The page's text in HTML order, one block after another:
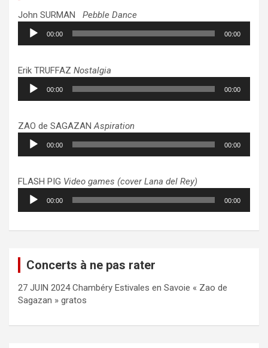
John SURMAN Pebble Dance
Lecteur
audio
00:00 00:00
Erik TRUFFAZ Nostalgia
Lecteur
audio
00:00 00:00
ZAO de SAGAZANAspiration
Lecteur
audio
00:00 00:00
FLASH PIG Video games (cover Lana del Rey)
Lecteur
audio
00:00 00:00
Concerts à ne pas rater
27 JUIN 2024 Chambéry Estivales en Savoie « Zao de
Sagazan » gratos